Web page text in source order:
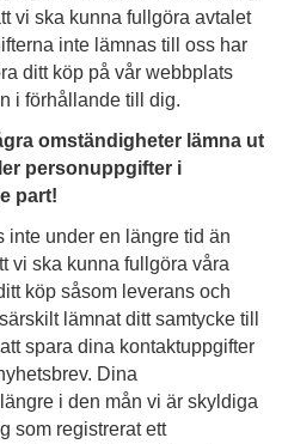
vi ska kunna fullgöra avtalet
inte lämnas till oss har
ditt köp på vår webbplats
i förhållande till dig.
omständigheter lämna ut
personuppgifter i
part!
inte under en längre tid än
vi ska kunna fullgöra våra
köp såsom leverans och
lämnat ditt samtycke till
spara dina kontaktuppgifter
Dina
i den mån vi är skyldiga
som registrerat ett